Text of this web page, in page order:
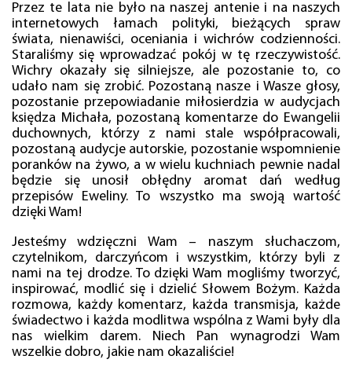
Przez te lata nie było na naszej antenie i na naszych
internetowych łamach polityki, bieżących spraw
świata, nienawiści, oceniania i wichrów codzienności.
Staraliśmy się wprowadzać pokój w tę rzeczywistość.
Wichry okazały się silniejsze, ale pozostanie to, co
udało nam się zrobić. Pozostaną nasze i Wasze głosy,
pozostanie przepowiadanie miłosierdzia w audycjach
księdza Michała, pozostaną komentarze do Ewangelii
duchownych, którzy z nami stale współpracowali,
pozostaną audycje autorskie, pozostanie wspomnienie
poranków na żywo, a w wielu kuchniach pewnie nadal
będzie się unosił obłędny aromat dań według
przepisów Eweliny. To wszystko ma swoją wartość
dzięki Wam!
Jesteśmy wdzięczni Wam – naszym słuchaczom,
czytelnikom, darczyńcom i wszystkim, którzy byli z
nami na tej drodze. To dzięki Wam mogliśmy tworzyć,
inspirować, modlić się i dzielić Słowem Bożym. Każda
rozmowa, każdy komentarz, każda transmisja, każde
świadectwo i każda modlitwa wspólna z Wami były dla
nas wielkim darem. Niech Pan wynagrodzi Wam
wszelkie dobro, jakie nam okazaliście!